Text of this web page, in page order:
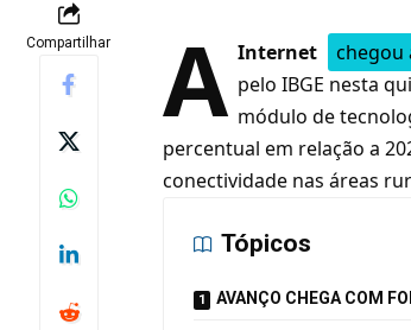
Compartilhar A Internet chegou
pelo IBGE nesta
módulo de
percentual em relação a
conectividade nas áreas
Tópicos
AVANÇO CHEGA COM